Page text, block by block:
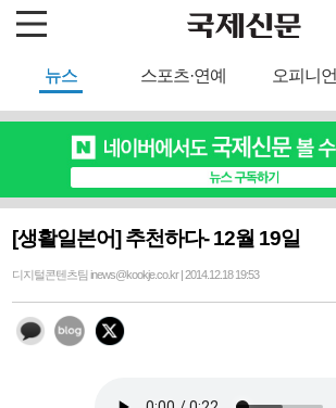
뉴스 스포츠·연예 오피니언
[생활일본어] 추천하다- 12월 19일
디지털콘텐츠팀 inews@kookje.co.kr | 2014.12.18 19:53